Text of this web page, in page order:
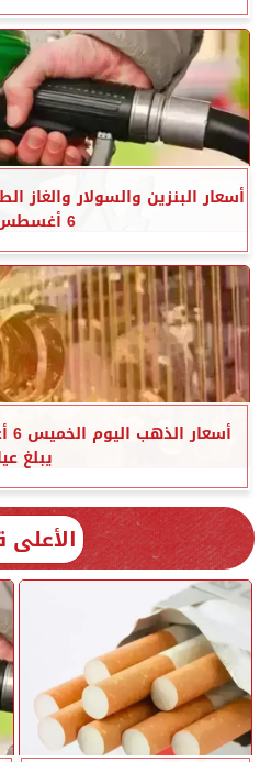
أسعار البنزين والسولار
6 أغسطس 2026
يبلغ
الأعلى